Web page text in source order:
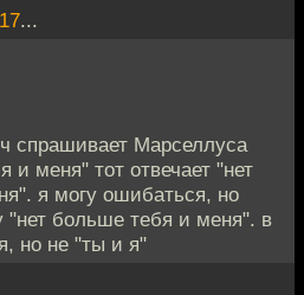
...
спрашивает Марселлуса
и меня" тот отвечает "нет
я могу ошибаться, но
"нет больше тебя и меня". в
но не "ты и я"